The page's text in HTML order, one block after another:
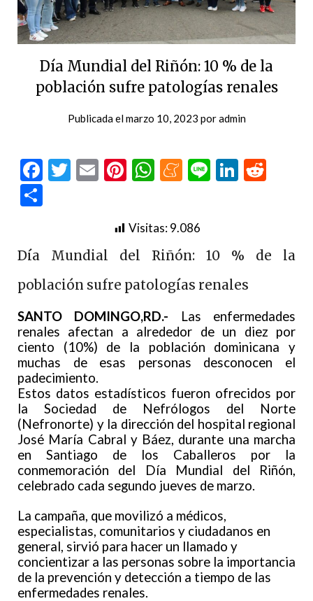
Día Mundial del Riñón: 10 % de la
población sufre patologías renales
Publicada elmarzo 10, 2023 poradmin
Facebook
Twitter
EmailPinterest
WhatsApp
Meneame
Line
Visitas:9.086
Día Mundial del Riñón: 10 % de la
población sufre patologías renales
SANTO DOMINGO,RD.- Las enfermedades
renales afectan a alrededor de un diez por
ciento (10%) de la población dominicana y
muchas de esas personas desconocen el
padecimiento.
Estos datos estadísticos fueron ofrecidos por
la Sociedad de Nefrólogos del Norte
(Nefronorte) y la dirección del hospital regional
José María Cabral y Báez, durante una marcha
en Santiago de los Caballeros por la
conmemoración del Día Mundial del Riñón,
celebrado cada segundo jueves de marzo.
La campaña, que movilizó a médicos,
especialistas, comunitarios y ciudadanos en
general, sirvió para hacer un llamado y
concientizar a las personas sobre la importancia
de la prevención y detección a tiempo de las
enfermedades renales.